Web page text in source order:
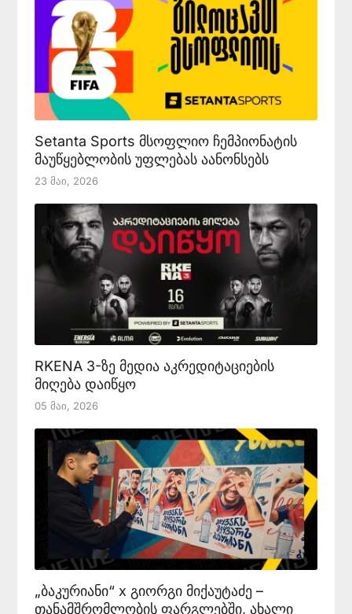
Setanta Sports მსოფლიო ჩემპიონატის
მაუწყებლობის უფლებას აანონსებს
23 Მაი, 2026
RKENA 3-ზე მედია აკრედიტაციების
მიღება დაიწყო
05 Მაი, 2026
„ბაკურიანი“ x გიორგი მიქაუტაძე –
თანამშრომლობის ფარგლებში, ახალი